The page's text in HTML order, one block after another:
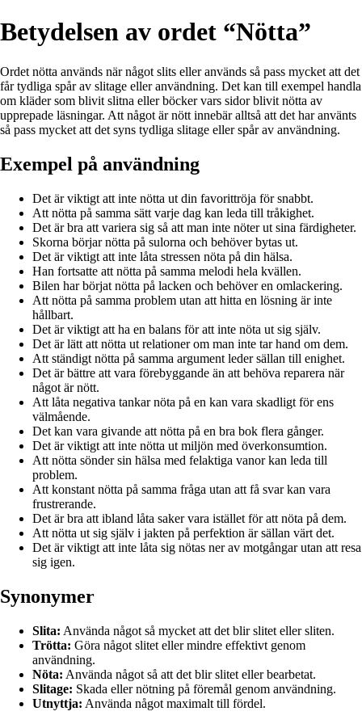
Betydelsen av ordet “Nötta”
Ordet nötta används när något slits eller används så pass mycket att det
får tydliga spår av slitage eller användning. Det kan till exempel handla
om kläder som blivit slitna eller böcker vars sidor blivit nötta av
upprepade läsningar. Att något är nött innebär alltså att det har använts
så pass mycket att det syns tydliga slitage eller spår av användning.
Exempel på användning
Det är viktigt att inte nötta ut din favorittröja för snabbt.
Att nötta på samma sätt varje dag kan leda till tråkighet.
Det är bra att variera sig så att man inte nöter ut sina färdigheter.
Skorna börjar nötta på sulorna och behöver bytas ut.
Det är viktigt att inte låta stressen nöta på din hälsa.
Han fortsatte att nötta på samma melodi hela kvällen.
Bilen har börjat nötta på lacken och behöver en omlackering.
Att nötta på samma problem utan att hitta en lösning är inte
hållbart.
Det är viktigt att ha en balans för att inte nöta ut sig själv.
Det är lätt att nötta ut relationer om man inte tar hand om dem.
Att ständigt nötta på samma argument leder sällan till enighet.
Det är bättre att vara förebyggande än att behöva reparera när
något är nött.
Att låta negativa tankar nöta på en kan vara skadligt för ens
välmående.
Det kan vara givande att nötta på en bra bok flera gånger.
Det är viktigt att inte nötta ut miljön med överkonsumtion.
Att nötta sönder sin hälsa med felaktiga vanor kan leda till
problem.
Att konstant nötta på samma fråga utan att få svar kan vara
frustrerande.
Det är bra att ibland låta saker vara istället för att nöta på dem.
Att nötta ut sig själv i jakten på perfektion är sällan värt det.
Det är viktigt att inte låta sig nötas ner av motgångar utan att resa
sig igen.
Synonymer
Slita: Använda något så mycket att det blir slitet eller sliten.
Trötta: Göra något slitet eller mindre effektivt genom
användning.
Nöta: Använda något så att det blir slitet eller bearbetat.
Slitage: Skada eller nötning på föremål genom användning.
Utnyttja: Använda något maximalt till fördel.